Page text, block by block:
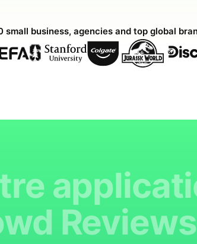
business, agencies and top global
Reviews